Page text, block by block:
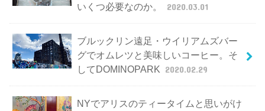
いくつ必要なのか。
2020.03.01
ブルックリン遠足・ウイリアムズバー
グでオムレツと美味しいコーヒー。そ
してDOMINOPARK 2020.02.29
NYでアリスのティータイムと思いがけ